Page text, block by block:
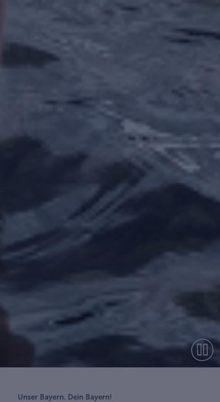
Unser Bayern. Dein Bayern!